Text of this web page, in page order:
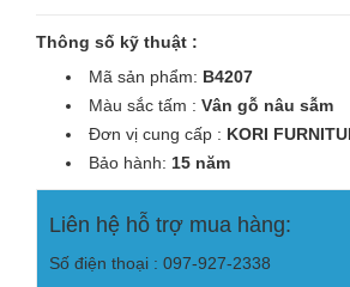
Thông số kỹ thuật :
Mã sản phẩm: B4207
Màu sắc tấm : Vân gỗ nâu sẫm
Đơn vị cung cấp : KORI
Bảo hành: 15 năm
Liên hệ hỗ trợ mua hàng:
Số điện thoại : 097-927-2338